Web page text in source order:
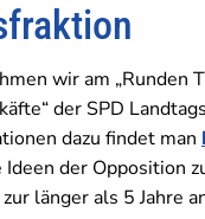
wir am „Runden
der SPD
dazu findet man
Ideen der Opposition
länger als 5 Jahre